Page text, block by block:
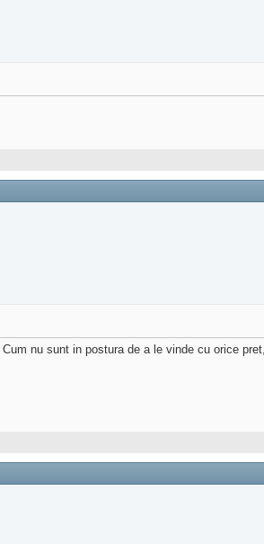
nu sunt in postura de a le vinde cu orice